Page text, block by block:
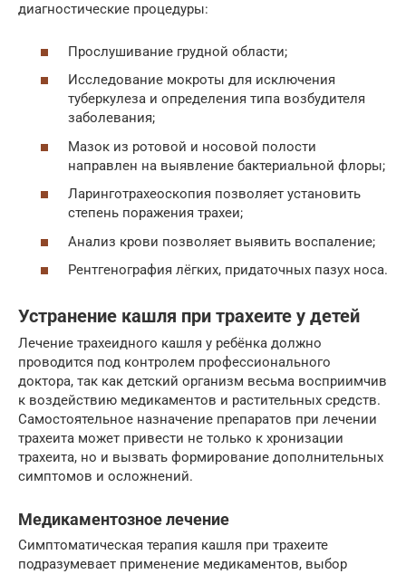
диагностические процедуры:
Прослушивание грудной области;
Исследование мокроты для исключения
туберкулеза и определения типа возбудителя
заболевания;
Мазок из ротовой и носовой полости
направлен на выявление бактериальной флоры;
Ларинготрахеоскопия позволяет установить
степень поражения трахеи;
Анализ крови позволяет выявить воспаление;
Рентгенография лёгких, придаточных пазух носа.
Устранение кашля при трахеите у детей
Лечение трахеидного кашля у ребёнка должно
проводится под контролем профессионального
доктора, так как детский организм весьма восприимчив
к воздействию медикаментов и растительных средств.
Самостоятельное назначение препаратов при лечении
трахеита может привести не только к хронизации
трахеита, но и вызвать формирование дополнительных
симптомов и осложнений.
Медикаментозное лечение
Симптоматическая терапия кашля при трахеите
подразумевает применение медикаментов, выбор